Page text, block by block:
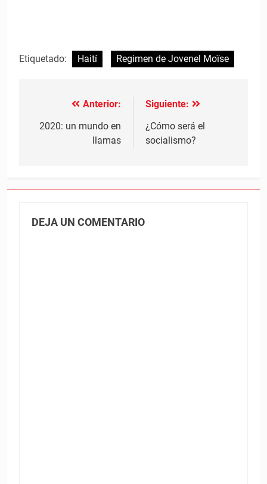
Etiquetado: Haití Regimen de Jovenel Moïse
Navegación
de
Anterior:
2020: un mundo en
llamas
Siguiente:
¿Cómo será el
socialismo?
DEJA UN COMENTARIO